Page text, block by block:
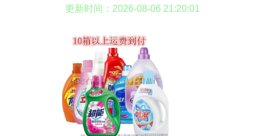
接全攻略
更新时间：2026-08-06 21:20:01